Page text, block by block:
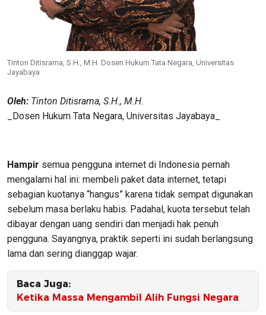
Tinton Ditisrama, S.H., M.H. Dosen Hukum Tata Negara, Universitas
Jayabaya
Oleh: Tinton Ditisrama, S.H., M.H.
_Dosen Hukum Tata Negara, Universitas Jayabaya_
Hampir semua pengguna internet di Indonesia pernah
mengalami hal ini: membeli paket data internet, tetapi
sebagian kuotanya “hangus” karena tidak sempat digunakan
sebelum masa berlaku habis. Padahal, kuota tersebut telah
dibayar dengan uang sendiri dan menjadi hak penuh
pengguna. Sayangnya, praktik seperti ini sudah berlangsung
lama dan sering dianggap wajar.
Baca Juga:
Ketika Massa Mengambil Alih Fungsi Negara